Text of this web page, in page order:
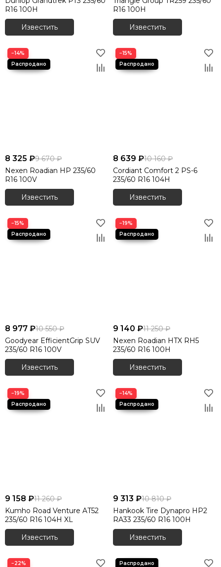
R16 100H
Известить
R16 100H
Известить
−14%
8 325 ₽9 670 ₽
Nexen Roadian HP 235/60
R16 100V
Известить
−15%
8 639 ₽10 160 ₽
Cordiant Comfort 2 PS-6
235/60 R16 104H
Известить
−15%
8 977 ₽10 550 ₽
Goodyear EfficientGrip SUV
235/60 R16 100V
Известить
−19%
9 140 ₽11 250 ₽
Nexen Roadian HTX RH5
235/60 R16 100H
Известить
−19%
9 158 ₽11 260 ₽
Kumho Road Venture AT52
235/60 R16 104H XL
Известить
−14%
9 313 ₽10 810 ₽
Hankook Tire Dynapro HP2
RA33 235/60 R16 100H
Известить
−22%